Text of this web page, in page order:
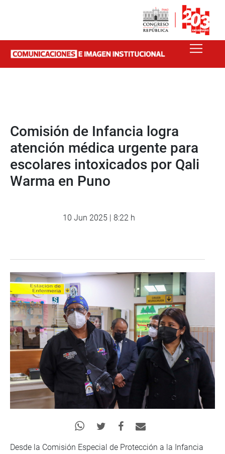
Comisión de Infancia logra
atención médica urgente para
escolares intoxicados por Qali
Warma en Puno
10 Jun 2025 | 8:22 h
Desde la Comisión Especial de Protección a la Infancia